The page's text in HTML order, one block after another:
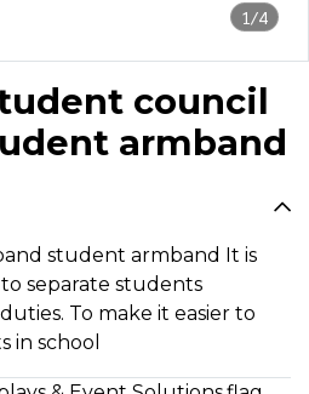
1/4
council
armband
student armband It is
separate students
To make it easier to
in school